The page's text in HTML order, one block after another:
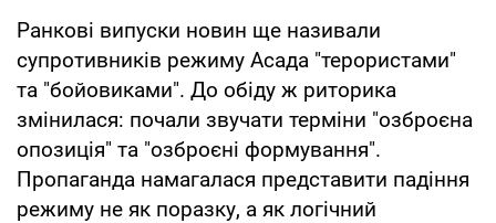
Ранкові випуски новин ще називали
супротивників режиму Асада "терористами"
та "бойовиками". До обіду ж риторика
змінилася: почали звучати терміни "озброєна
опозиція" та "озброєні формування".
Пропаганда намагалася представити падіння
режиму не як поразку, а як логічний